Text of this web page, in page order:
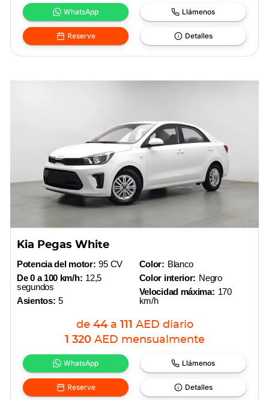
WhatsApp Llámenos
Reserve Detalles
Kia Pegas White
Potencia del motor: 95 CV
De 0 a 100 km/h: 12,5
segundos
Asientos: 5
Color: Blanco
Color interior: Negro
Velocidad máxima: 170
km/h
de 44 a 111 AED diario
1 320 AED mensualmente
WhatsApp Llámenos
Reserve Detalles